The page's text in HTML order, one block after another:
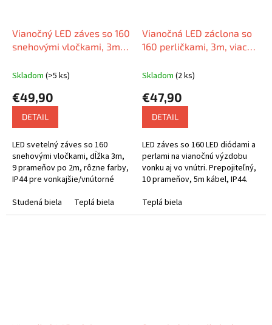
Vianočný LED záves so 160
snehovými vločkami, 3m,
Skladom (>5 ks)
€49,90
DETAIL
LED svetelný záves so 160
snehovými vločkami, dĺžka 3m,
9 prameňov po 2m, rôzne farby,
IP44 pre vonkajšie/vnútorné
Studená biela
Teplá biela
Vianočná LED záclona so
160 perličkami, 3m, viac
Skladom (2 ks)
€47,90
DETAIL
LED záves so 160 LED diódami a
perlami na vianočnú výzdobu
vonku aj vo vnútri. Prepojiteľný,
10 prameňov, 5m kábel, IP44.
Teplá biela